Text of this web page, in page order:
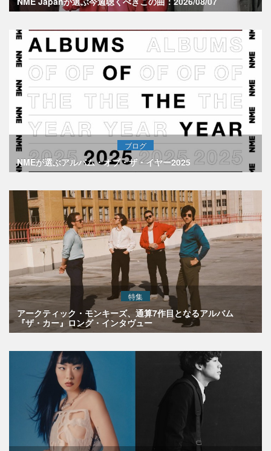
ブログ
NMEが選ぶアルバム・オブ・ザ・イヤー2025
特集
アークティック・モンキーズ、通算7作目となるアルバム
『ザ・カー』ロング・インタヴュー